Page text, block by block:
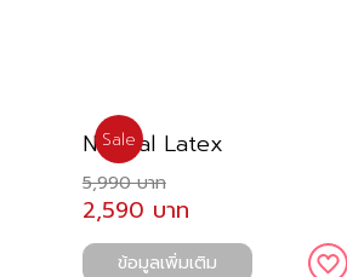
Sale
Natural Latex
5,990 บาท
2,590 บาท
ข้อมูลเพิ่มเติม